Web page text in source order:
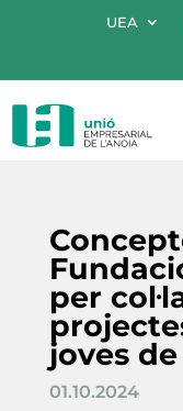
UEA
per
joves
01.10.2024